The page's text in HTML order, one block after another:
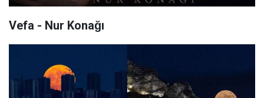
Vefa - Nur Konağı